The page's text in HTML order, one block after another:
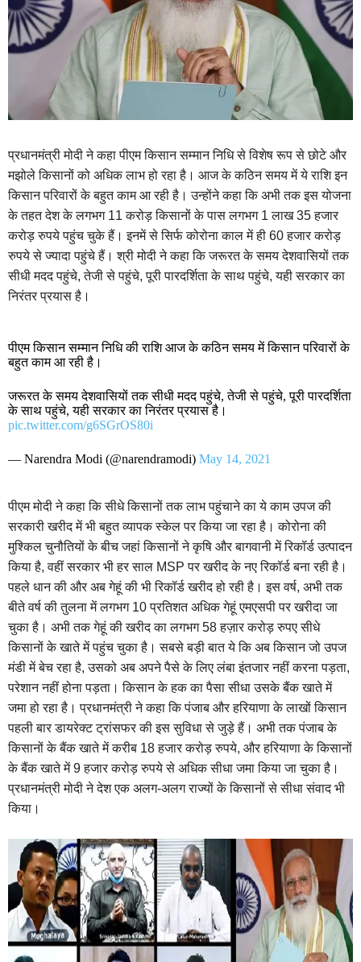
प्रधानमंत्री मोदी ने कहा पीएम किसान सम्मान निधि से विशेष रूप से छोटे और
मझोले किसानों को अधिक लाभ हो रहा है। आज के कठिन समय में ये राशि इन
किसान परिवारों के बहुत काम आ रही है। उन्होंने कहा कि अभी तक इस योजना
के तहत देश के लगभग 11 करोड़ किसानों के पास लगभग 1 लाख 35 हजार
करोड़ रुपये पहुंच चुके हैं। इनमें से सिर्फ कोरोना काल में ही 60 हजार करोड़
रुपये से ज्यादा पहुंचे हैं। श्री मोदी ने कहा कि जरूरत के समय देशवासियों तक
सीधी मदद पहुंचे, तेजी से पहुंचे, पूरी पारदर्शिता के साथ पहुंचे, यही सरकार का
निरंतर प्रयास है।
पीएम किसान सम्मान निधि की राशि आज के कठिन समय में किसान परिवारों के
बहुत काम आ रही है।
जरूरत के समय देशवासियों तक सीधी मदद पहुंचे, तेजी से पहुंचे, पूरी पारदर्शिता
के साथ पहुंचे, यही सरकार का निरंतर प्रयास है।
pic.twitter.com/g6SGrOS80i
— Narendra Modi (@narendramodi) May 14, 2021
पीएम मोदी ने कहा कि सीधे किसानों तक लाभ पहुंचाने का ये काम उपज की
सरकारी खरीद में भी बहुत व्यापक स्केल पर किया जा रहा है। कोरोना की
मुश्किल चुनौतियों के बीच जहां किसानों ने कृषि और बागवानी में रिकॉर्ड उत्पादन
किया है, वहीं सरकार भी हर साल MSP पर खरीद के नए रिकॉर्ड बना रही है।
पहले धान की और अब गेहूं की भी रिकॉर्ड खरीद हो रही है। इस वर्ष, अभी तक
बीते वर्ष की तुलना में लगभग 10 प्रतिशत अधिक गेहूं एमएसपी पर खरीदा जा
चुका है। अभी तक गेहूं की खरीद का लगभग 58 हज़ार करोड़ रुपए सीधे
किसानों के खाते में पहुंच चुका है। सबसे बड़ी बात ये कि अब किसान जो उपज
मंडी में बेच रहा है, उसको अब अपने पैसे के लिए लंबा इंतजार नहीं करना पड़ता,
परेशान नहीं होना पड़ता। किसान के हक का पैसा सीधा उसके बैंक खाते में
जमा हो रहा है। प्रधानमंत्री ने कहा कि पंजाब और हरियाणा के लाखों किसान
पहली बार डायरेक्ट ट्रांसफर की इस सुविधा से जुड़े हैं। अभी तक पंजाब के
किसानों के बैंक खाते में करीब 18 हजार करोड़ रुपये, और हरियाणा के किसानों
के बैंक खाते में 9 हजार करोड़ रुपये से अधिक सीधा जमा किया जा चुका है।
प्रधानमंत्री मोदी ने देश एक अलग-अलग राज्यों के किसानों से सीधा संवाद भी
किया।